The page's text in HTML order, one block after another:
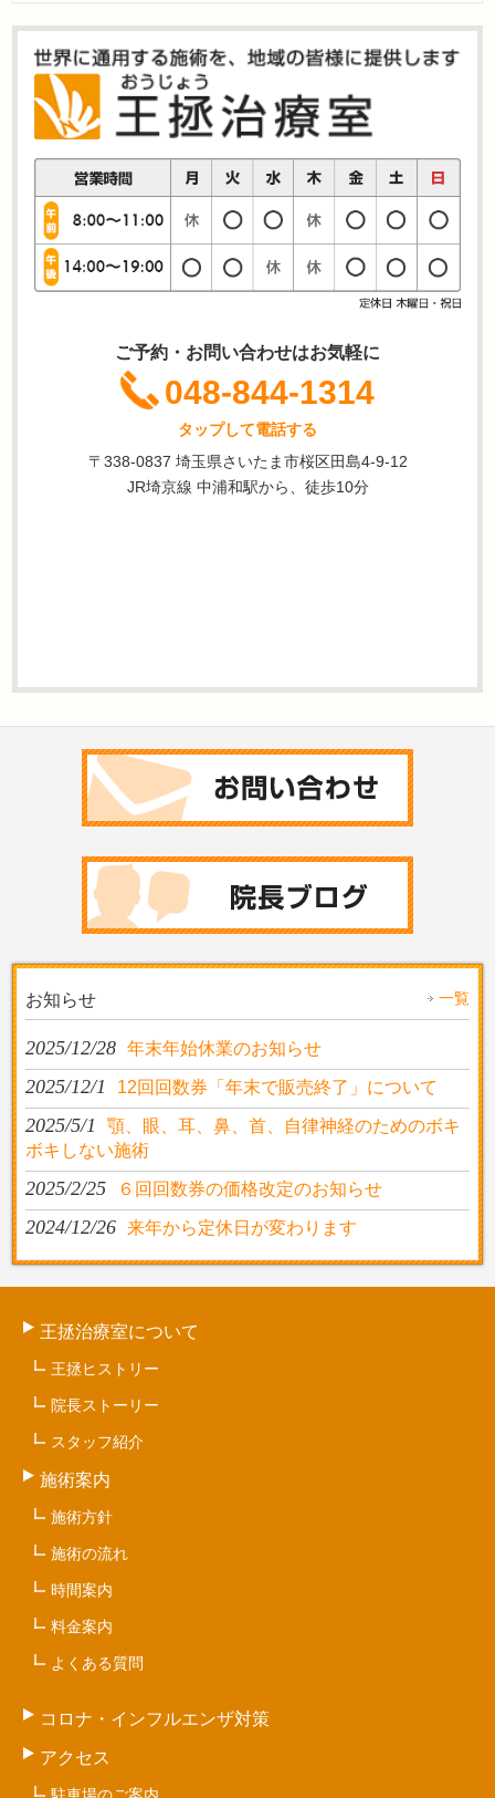
ご予約・お問い合わせはお気軽に
048-844-1314
タップして電話する
〒338-0837 埼玉県さいたま市桜区田島4-9-12
JR埼京線 中浦和駅から、徒歩10分
お知らせ 一覧
2025/12/28 年末年始休業のお知らせ
2025/12/1 12回回数券「年末で販売終了」について
2025/5/1
顎、眼、耳、鼻、首、自律神経のためのボキ
ボキしない施術
2025/2/25 ６回回数券の価格改定のお知らせ
2024/12/26 来年から定休日が変わります
王拯治療室について
王拯ヒストリー
院長ストーリー
スタッフ紹介
施術案内
施術方針
施術の流れ
時間案内
料金案内
よくある質問
コロナ・インフルエンザ対策
アクセス